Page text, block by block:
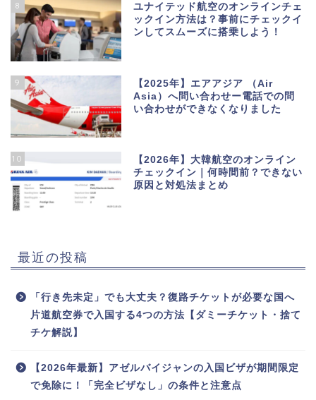
8
ユナイテッド航空のオンラインチェ
ックイン方法は？事前にチェックイ
ンしてスムーズに搭乗しよう！
9
【2025年】エアアジア （Air
Asia）へ問い合わせー電話での問
い合わせができなくなりました
10
【2026年】大韓航空のオンライン
チェックイン｜何時間前？できない
原因と対処法まとめ
最近の投稿
「行き先未定」でも大丈夫？復路チケットが必要な国へ
片道航空券で入国する4つの方法【ダミーチケット・捨て
チケ解説】
【2026年最新】アゼルバイジャンの入国ビザが期間限定
で免除に！「完全ビザなし」の条件と注意点